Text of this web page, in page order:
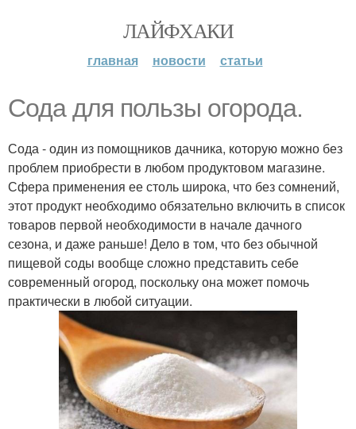
ЛАЙФХАКИ
главная новости статьи
Сода для пользы огорода.
Сода - один из помощников дачника, которую можно без
проблем приобрести в любом продуктовом магазине.
Сфера применения ее столь широка, что без сомнений,
этот продукт необходимо обязательно включить в список
товаров первой необходимости в начале дачного
сезона, и даже раньше! Дело в том, что без обычной
пищевой соды вообще сложно представить себе
современный огород, поскольку она может помочь
практически в любой ситуации.